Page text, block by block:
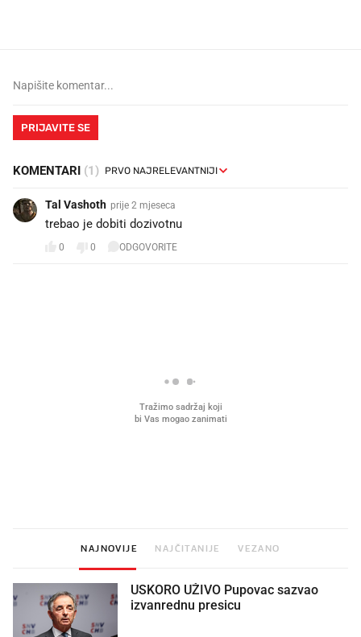
PRIJAVITE SE
KOMENTARI (1)
Tal Vashoth prije 2 mjeseca
trebao je dobiti dozivotnu
0 0 ODGOVORITE
NAJNOVIJE NAJČITANIJE VEZANO
USKORO UŽIVO Pupovac sazvao
izvanrednu presicu